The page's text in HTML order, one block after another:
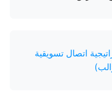
اتصال تسويقية